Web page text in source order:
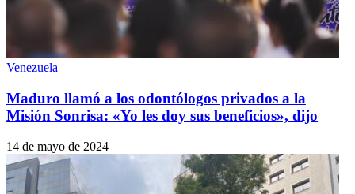
Venezuela
Maduro llamó a los odontólogos privados a la
Misión Sonrisa: «Yo les doy sus beneficios», dijo
14 de mayo de 2024